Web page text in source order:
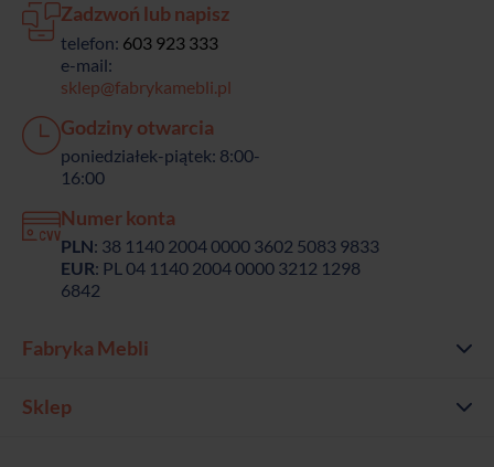
Zadzwoń lub napisz
telefon: 603 923 333
e-mail:
sklep@fabrykamebli.pl
Godziny otwarcia
poniedziałek-piątek: 8:00-
16:00
Numer konta
PLN: 38 1140 2004 0000 3602 5083 9833
EUR: PL 04 1140 2004 0000 3212 1298
6842
Fabryka Mebli
Sklep